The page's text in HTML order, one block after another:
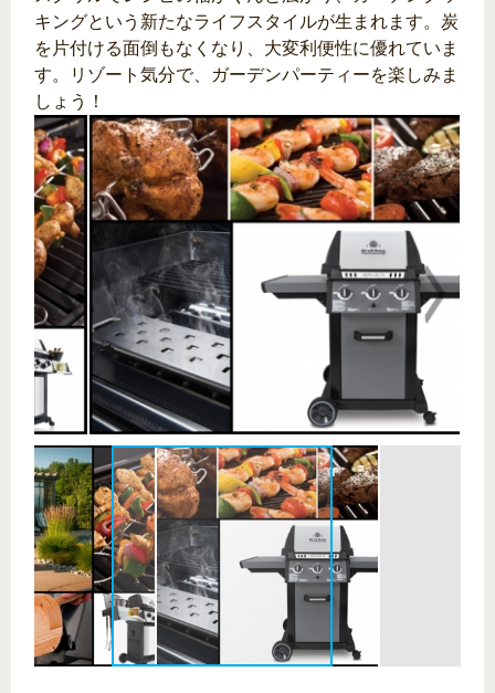
キングという新たなライフスタイルが生まれます。炭
を片付ける面倒もなくなり、大変利便性に優れていま
す。リゾート気分で、ガーデンパーティーを楽しみま
しょう！